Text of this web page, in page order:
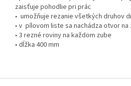
zaisťuje pohodlie pri prác
• umožňuje rezanie všetkých druhov
• v pílovom liste sa nachádza otvor na
• 3 rezné roviny na každom zube
• dĺžka 400 mm